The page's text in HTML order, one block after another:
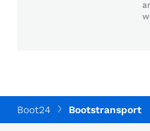
Boot24 Bootstransport